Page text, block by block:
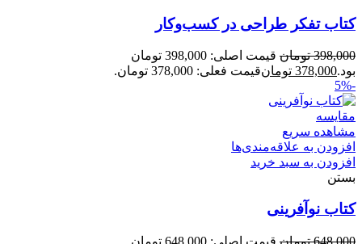
کتاب تفکر طراحی در کسب‌وکار
398,000 تومان
قیمت اصلی: 398,000 تومان
بود.378,000 تومانقیمت فعلی: 378,000 تومان.
-5%
مقایسه
مشاهده سریع
افزودن به علاقه‌مندی‌ها
افزودن به سبد خرید
بستن
کتاب نوآفرینی
648,000 تومان قیمت اصلی: 648,000 تومان